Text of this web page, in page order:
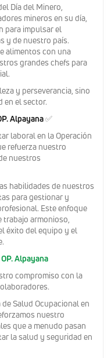
Día del Minero,
mineros en su día,
para impulsar el
y de nuestro país.
alimentos con una
grandes chefs para
y perseverancia, sino
en el sector.
Alpayana✅
laboral en la Operación
refuerza nuestro
nuestros
habilidades de nuestros
para gestionar y
Este enfoque
armonioso,
éxito del equipo y el
Alpayana
compromiso con la
Salud Ocupacional en
nuestro
que a menudo pasan
la salud y seguridad en